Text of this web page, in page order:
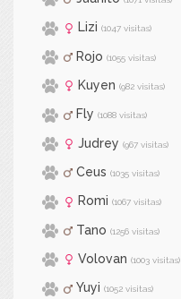
Lizi (1047 visitas)
Rojo (1055 visitas)
Kuyen (982 visitas)
Fly (1088 visitas)
Judrey (967 visitas)
Ceus (1035 visitas)
Romi (1067 visitas)
Tano (1256 visitas)
Volovan (1003 visitas)
Yuyi (1052 visitas)